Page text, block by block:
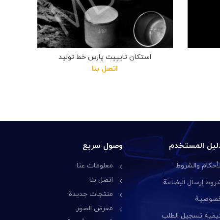
استکان تایپیت پارس خط تولید
اتصل بنا
المستخدم
والشروط
إرسال البضاعة
تسجيل الطلب
وصول سريع
معلومات عنا
اتصل بنا
منتجات جديدة
معرض الصور